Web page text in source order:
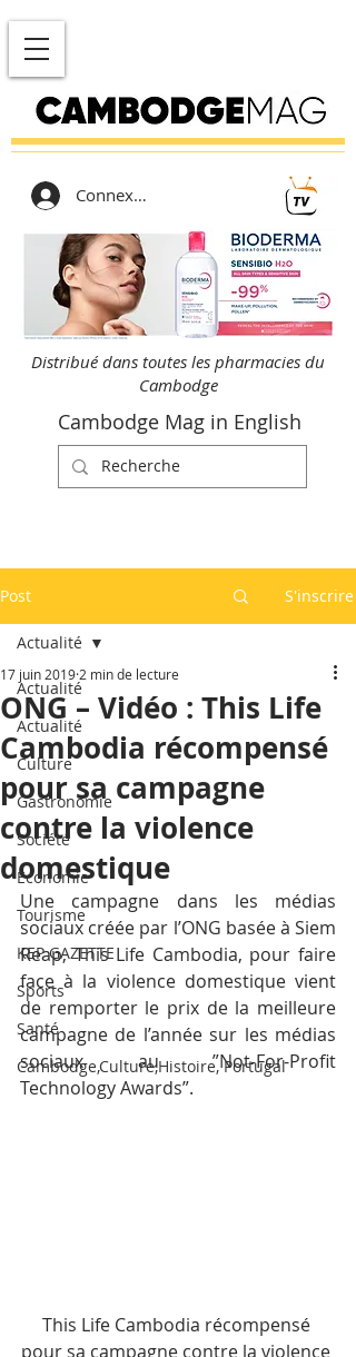
Connexion
Distribué dans toutes les pharmacies du
Cambodge
Cambodge Mag in English
Post S'inscrire
Actualité
Actualité
Culture
Gastronomie
Société
Economie
Tourisme
KEP GAZETTE
Sports
Santé
Cambodge,Culture,Histoire, Portugal
Actualité
ONG – Vidéo : This Life
Cambodia récompensé
pour sa campagne
contre la violence
domestique
17 juin 2019 2 min de lecture
Une campagne dans les médias
sociaux créée par l’ONG basée à Siem
Reap, This Life Cambodia, pour faire
face à la violence domestique vient
de remporter le prix de la meilleure
campagne de l’année sur les médias
sociaux au ”Not-For-Profit
Technology Awards”.
This Life Cambodia récompensé
pour sa campagne contre la violence